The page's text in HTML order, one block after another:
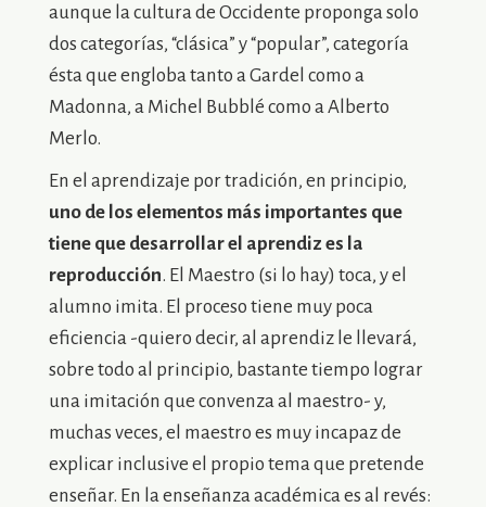
aunque la cultura de Occidente proponga solo
dos categorías, “clásica” y “popular”, categoría
ésta que engloba tanto a Gardel como a
Madonna, a Michel Bubblé como a Alberto
Merlo.
En el aprendizaje por tradición, en principio,
uno de los elementos más importantes que
tiene que desarrollar el aprendiz es la
reproducción. El Maestro (si lo hay) toca, y el
alumno imita. El proceso tiene muy poca
eficiencia -quiero decir, al aprendiz le llevará,
sobre todo al principio, bastante tiempo lograr
una imitación que convenza al maestro- y,
muchas veces, el maestro es muy incapaz de
explicar inclusive el propio tema que pretende
enseñar. En la enseñanza académica es al revés: